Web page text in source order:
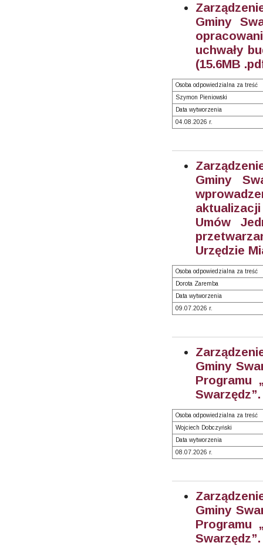
Gminy
uchwały
(15.6MB
Osoba odpowiedzialna za treść
Szymon Pieniowski
Data wytworzenia
04.08.2026 r.
Gminy
Umów
Urzędzie
Osoba odpowiedzialna za treść
Dorota Zaremba
Data wytworzenia
09.07.2026 r.
Gminy
Programu
Osoba odpowiedzialna za treść
Wojciech Dobczyński
Data wytworzenia
08.07.2026 r.
Gminy
Programu